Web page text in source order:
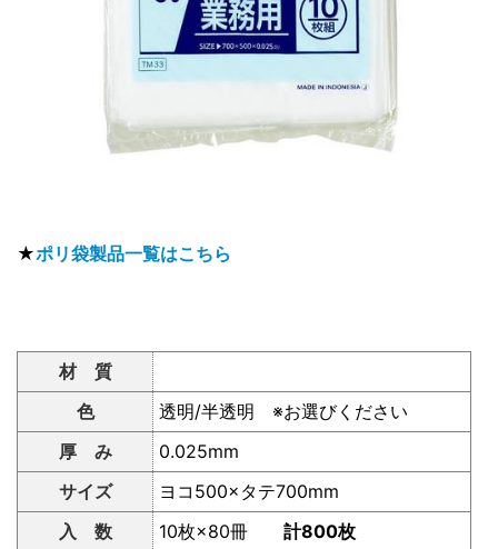
★ポリ袋製品一覧はこちら
材 質
色
透明/半透明 ※お選びください
厚 み
0.025mm
サイズ
ヨコ500×タテ700mm
入 数
10枚×80冊 計800枚